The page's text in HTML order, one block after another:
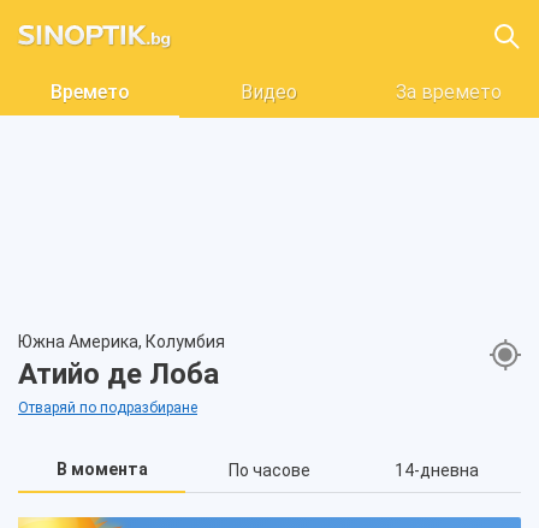
Времето Видео За времето
Южна Америка, Колумбия
Атийо де Лоба
Отваряй по подразбиране
В момента По часове 14-дневна